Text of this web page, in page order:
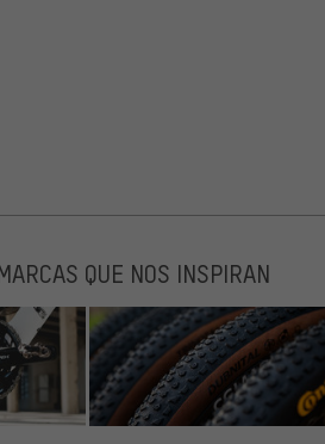
QUE NOS INSPIRAN